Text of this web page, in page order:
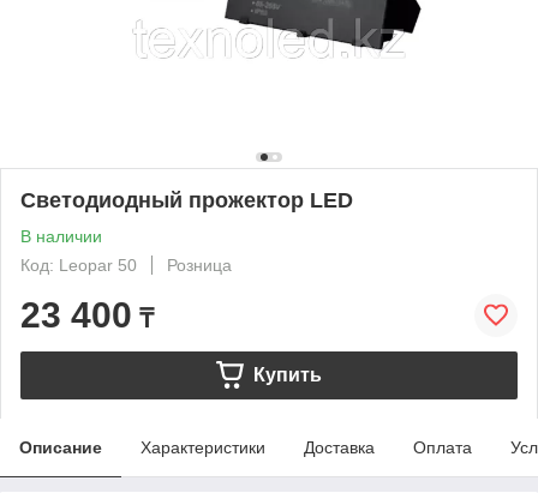
Светодиодный прожектор LED
В наличии
Код: Leopar 50
Розница
23 400 ₸
Купить
Описание Характеристики Доставка Оплата